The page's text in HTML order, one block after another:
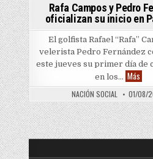
Rafa Campos y Pedro
oficializan su inicio en
El golfista Rafael “Rafa”
velerista Pedro Fernández
este jueves su primer día de
en los… Más
NACIÓN SOCIAL 01/08/